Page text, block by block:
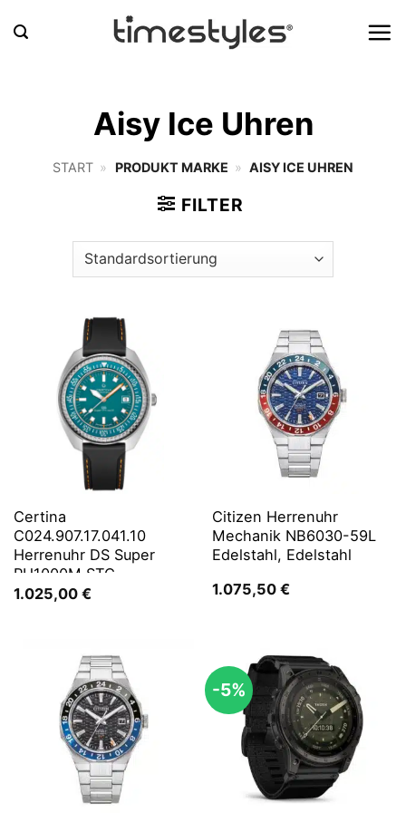
Inhalt
Aisy Ice Uhren
START » PRODUKT MARKE » AISY ICE UHREN
FILTER
Certina
C024.907.17.041.10
Herrenuhr DS Super
PH1000M STC
1.025,00 €
Citizen Herrenuhr
Mechanik NB6030-59L
Edelstahl, Edelstahl
1.075,50 €
-5%